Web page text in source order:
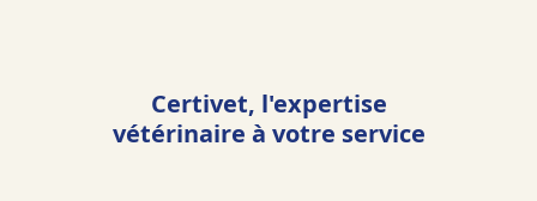
Certivet, l'expertise
vétérinaire à votre service